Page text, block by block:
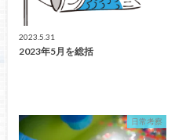
2023.5.31
2023年5月を総括
日常考察